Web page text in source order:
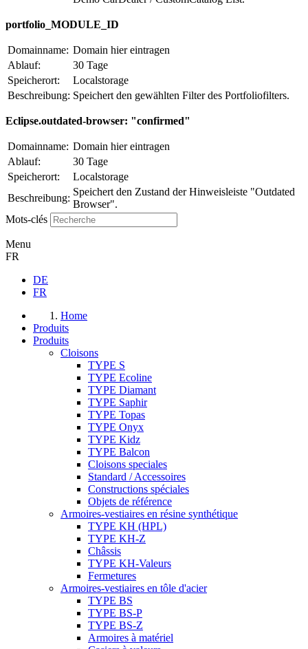
portfolio_MODULE_ID
Domainname: Domain hier eintragen
Ablauf:
30 Tage
Speicherort:
Localstorage
Beschreibung: Speichert den gewählten Filter des Portfoliofilters.
Eclipse.outdated-browser: "confirmed"
Domainname: Domain hier eintragen
Ablauf:
30 Tage
Speicherort:
Localstorage
Beschreibung:
Speichert den Zustand der Hinweisleiste "Outdated
Browser".
Mots-clés
Menu
FR
DE
FR
Home
Produits
Produits
Cloisons
TYPE S
TYPE Ecoline
TYPE Diamant
TYPE Saphir
TYPE Topas
TYPE Onyx
TYPE Kidz
TYPE Balcon
Cloisons speciales
Standard / Accessoires
Constructions spéciales
Objets de référence
Armoires-vestiaires en résine synthétique
TYPE KH (HPL)
TYPE KH-Z
Châssis
TYPE KH-Valeurs
Fermetures
Armoires-vestiaires en tôle d'acier
TYPE BS
TYPE BS-P
TYPE BS-Z
Armoires à matériel